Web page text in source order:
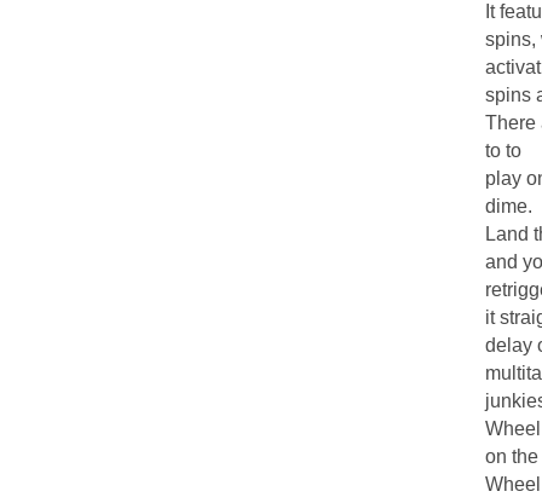
It
spins,
spins
There
to to
play
dime.
Land
and
it
delay
on